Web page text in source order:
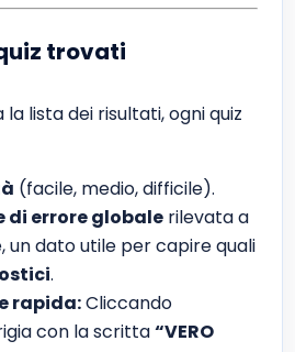
trovati
lista dei risultati, ogni quiz
(facile, medio, difficile).
di errore globale rilevata a
un dato utile per capire quali
.
rapida:Cliccando
con la scritta“VERO